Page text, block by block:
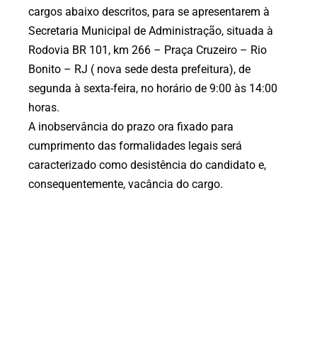
cargos abaixo descritos, para se apresentarem à
Secretaria Municipal de Administração, situada à
Rodovia BR 101, km 266 – Praça Cruzeiro – Rio
Bonito – RJ ( nova sede desta prefeitura), de
segunda à sexta-feira, no horário de 9:00 às 14:00
horas.
A inobservância do prazo ora fixado para
cumprimento das formalidades legais será
caracterizado como desistência do candidato e,
consequentemente, vacância do cargo.